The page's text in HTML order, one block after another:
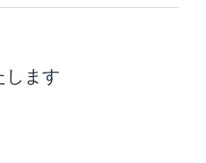
します